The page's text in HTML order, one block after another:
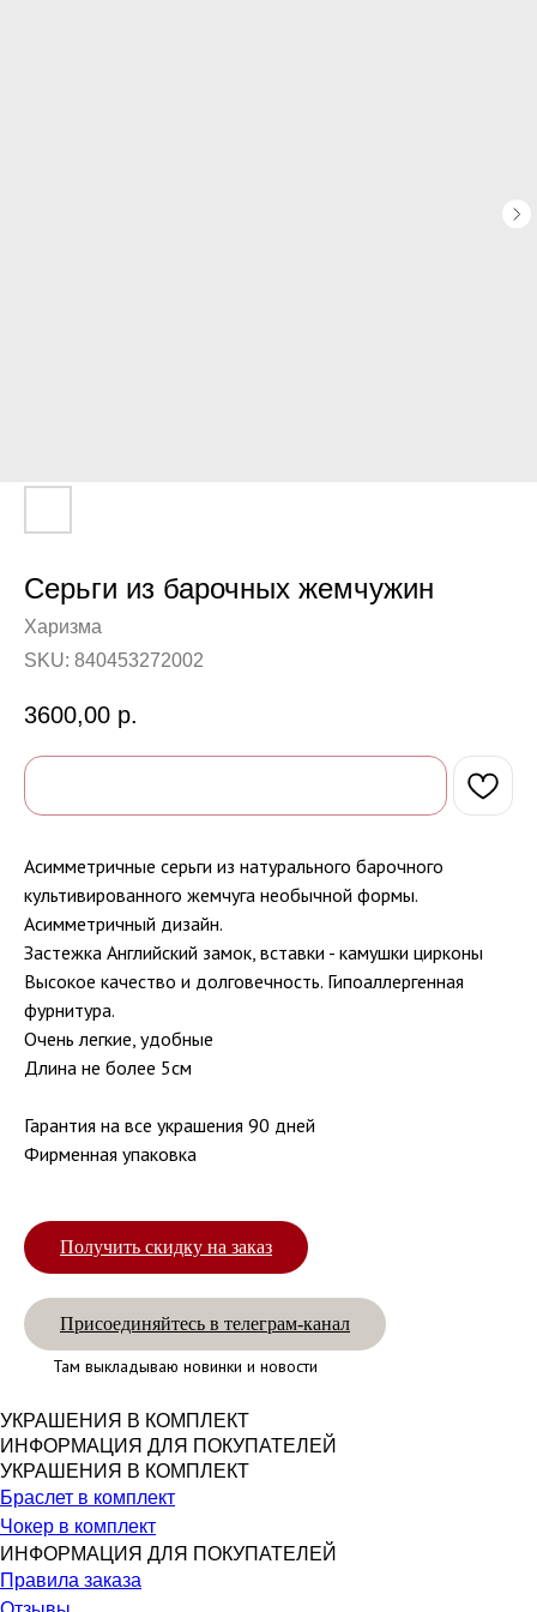
Серьги из барочных жемчужин
Харизма
SKU: 840453272002
3600,00 р.
Асимметричные серьги из натурального барочного
культивированного жемчуга необычной формы.
Асимметричный дизайн.
Застежка Английский замок, вставки - камушки цирконы
Высокое качество и долговечность. Гипоаллергенная
фурнитура.
Очень легкие, удобные
Длина не более 5см
Гарантия на все украшения 90 дней
Фирменная упаковка
Получить скидку на заказ
Присоединяйтесь в телеграм-канал
Там выкладываю новинки и новости
УКРАШЕНИЯ В КОМПЛЕКТ
ИНФОРМАЦИЯ ДЛЯ ПОКУПАТЕЛЕЙ
УКРАШЕНИЯ В КОМПЛЕКТ
Браслет в комплект
Чокер в комплект
ИНФОРМАЦИЯ ДЛЯ ПОКУПАТЕЛЕЙ
Правила заказа